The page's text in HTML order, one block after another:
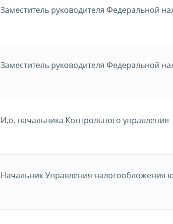
Заместитель руководителя Федеральной
Заместитель руководителя Федеральной
И.о. начальника Контрольного управления
Начальник Управления налогообложения